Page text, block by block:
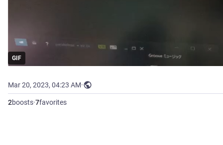
GIF
Mar 20, 2023, 04:23 AM·
2boosts·7favorites